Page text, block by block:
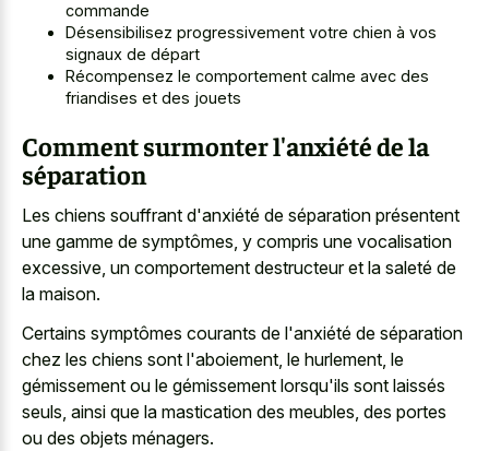
commande
Désensibilisez progressivement votre chien à vos
signaux de départ
Récompensez le comportement calme avec des
friandises et des jouets
Comment surmonter l'anxiété de la
séparation
Les chiens souffrant d'anxiété de séparation présentent
une gamme de symptômes, y compris une vocalisation
excessive, un comportement destructeur et la saleté de
la maison.
Certains symptômes courants de l'anxiété de séparation
chez les chiens sont l'aboiement, le hurlement, le
gémissement ou le gémissement lorsqu'ils sont laissés
seuls, ainsi que la mastication des meubles, des portes
ou des objets ménagers.